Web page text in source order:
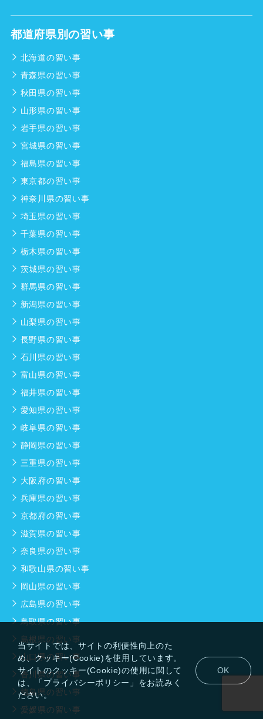
当サイトでは、サイトの利便性向上のた
め、クッキー(Cookie)を使用しています。
サイトのクッキー(Cookie)の使用に関して
は、「プライバシーポリシー」をお読みく
ださい。
OK
都道府県別の習い事
北海道の習い事
青森県の習い事
秋田県の習い事
山形県の習い事
岩手県の習い事
宮城県の習い事
福島県の習い事
東京都の習い事
神奈川県の習い事
埼玉県の習い事
千葉県の習い事
栃木県の習い事
茨城県の習い事
群馬県の習い事
新潟県の習い事
山梨県の習い事
長野県の習い事
石川県の習い事
富山県の習い事
福井県の習い事
愛知県の習い事
岐阜県の習い事
静岡県の習い事
三重県の習い事
大阪府の習い事
兵庫県の習い事
京都府の習い事
滋賀県の習い事
奈良県の習い事
和歌山県の習い事
岡山県の習い事
広島県の習い事
鳥取県の習い事
島根県の習い事
山口県の習い事
香川県の習い事
徳島県の習い事
愛媛県の習い事